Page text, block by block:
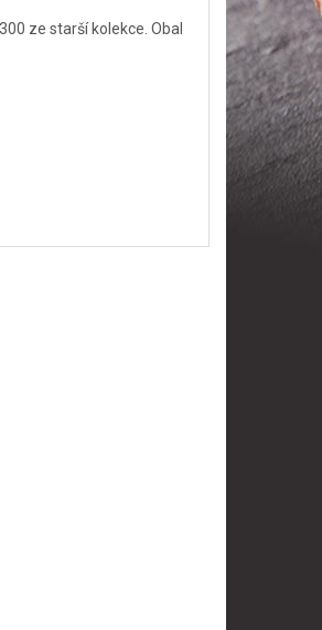
ze starší kolekce. Obal